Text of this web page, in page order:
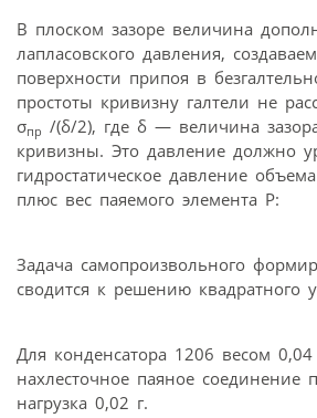
В плоском зазоре величина
лапласовского давления,
поверхности припоя в
простоты кривизну галтели не
σпр /(δ/2), где δ — величина
кривизны. Это давление должно
гидростатическое давление
плюс вес паяемого элемента P:
Задача самопроизвольного
сводится к решению квадратного
Для конденсатора 1206 весом
нахлесточное паяное соединение
нагрузка 0,02 г.